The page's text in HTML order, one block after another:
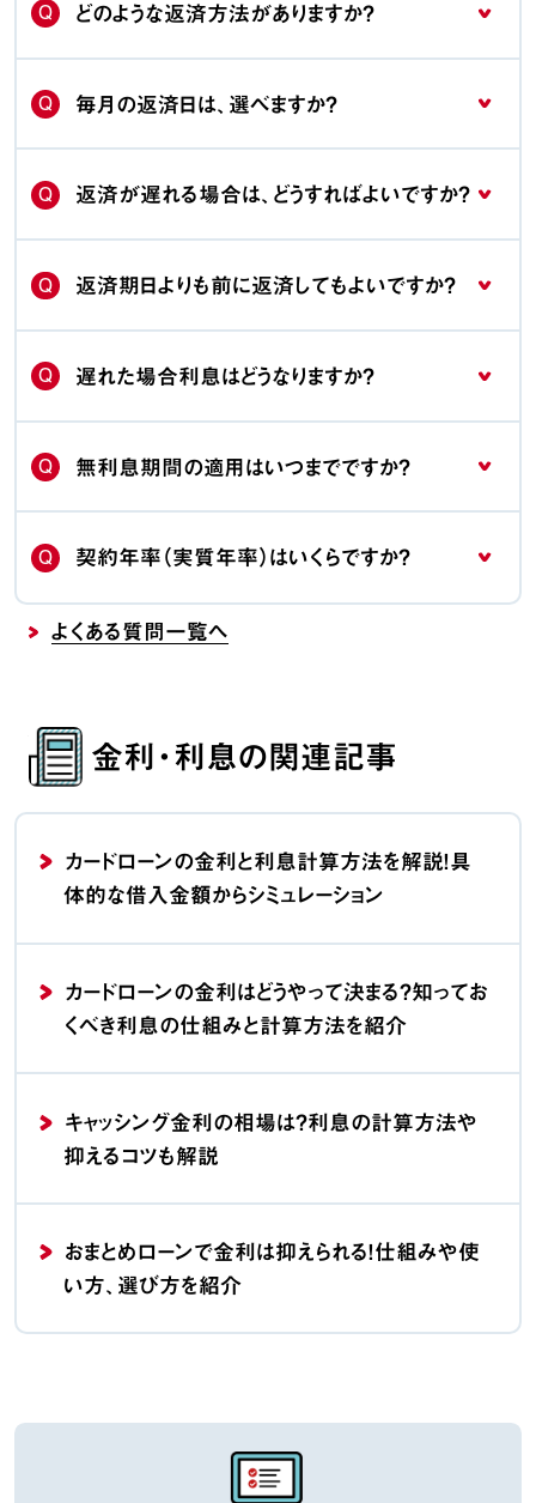
Q どのような返済方法がありますか？
Q 毎月の返済日は、選べますか？
Q 返済が遅れる場合は、どうすればよいですか？
Q 返済期日よりも前に返済してもよいですか？
Q 遅れた場合利息はどうなりますか？
Q 無利息期間の適用はいつまでですか？
Q 契約年率（実質年率）はいくらですか？
よくある質問一覧へ
金利・利息の関連記事
カードローンの金利と利息計算方法を解説！具
体的な借入金額からシミュレーション
カードローンの金利はどうやって決まる？知ってお
くべき利息の仕組みと計算方法を紹介
キャッシング金利の相場は？利息の計算方法や
抑えるコツも解説
おまとめローンで金利は抑えられる！仕組みや使
い方、選び方を紹介